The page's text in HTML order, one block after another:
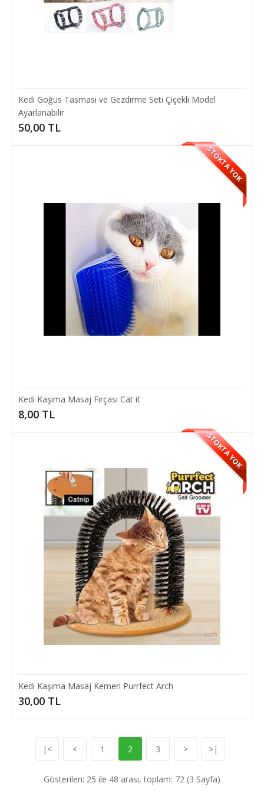
Etkileşimli kedi oyuncağı topu kedilerinizi yakalamaya ve avlamaya
çeker, gün boyu meşgul olur.Kedin..
SEPETE EKLE
Katlanabilir Kedi Köpek Mama & Su Kabı Taşınabilir
Kedi ve köpek taşınabilir mama kabı. Taşınması kolay ve
pratiktir.Kaliteli plastik malzemeden üretil..
20,00 TL
Kedi Göğüs Tasması ve Gezdirme Seti Çiçekli Model
Ayarlanabilir
50,00 TL
Kedi Kaşıma Masaj Fırçası Cat it
STOKTA YOK
8,00 TL
Kedi Kaşıma Masaj Kemeri Purrfect Arch
STOKTA YOK
30,00 TL
|< < 1 2 3 > >|
Gösterilen: 25 ile 48 arası, toplam: 72 (3 Sayfa)